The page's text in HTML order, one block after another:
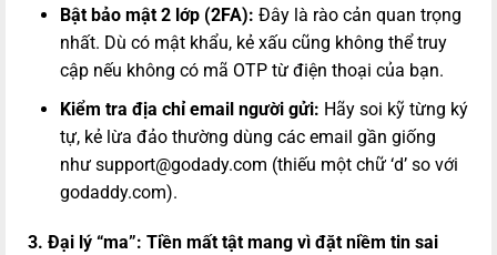
Bật bảo mật 2 lớp (2FA): Đây là rào cản quan trọng
nhất. Dù có mật khẩu, kẻ xấu cũng không thể truy
cập nếu không có mã OTP từ điện thoại của bạn.
Kiểm tra địa chỉ email người gửi: Hãy soi kỹ từng ký
tự, kẻ lừa đảo thường dùng các email gần giống
như support@godady.com (thiếu một chữ ‘d’ so với
godaddy.com).
3. Đại lý “ma”: Tiền mất tật mang vì đặt niềm tin sai